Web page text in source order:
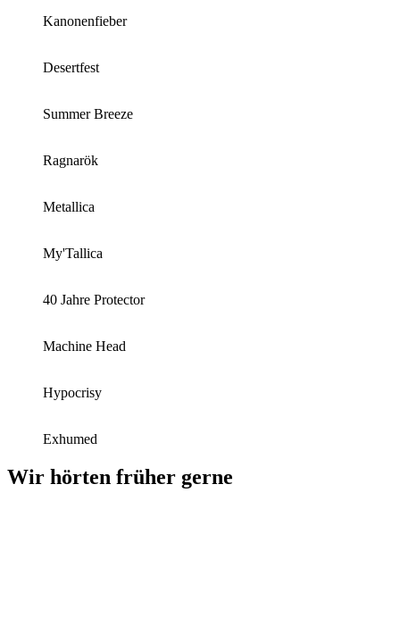
Kanonenfieber
Desertfest
Summer Breeze
Ragnarök
Metallica
My'Tallica
40 Jahre Protector
Machine Head
Hypocrisy
Exhumed
Wir hörten früher gerne